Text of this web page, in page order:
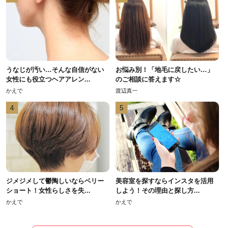
うなじが汚い…そんな自信がない
女性にも役立つヘアアレン...
かえで
お悩み別！「地毛に戻したい…」
のご相談に答えます☆
渡辺真一
4
ジメジメして鬱陶しいならベリー
ショート！女性らしさを失...
かえで
5
美容室を探すならインスタを活用
しよう！その理由と探し方...
かえで